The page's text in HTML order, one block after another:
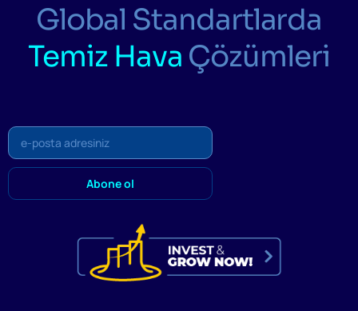
Global Standartlarda
Temiz Hava Çözümleri